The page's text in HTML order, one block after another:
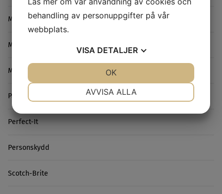
Maskiner/Dispensers
Metallfolietejp
Microslip
Packtejp
Perfect-It
Personskydd
Scotch-Brite
behandling av personuppgifter på vår
webbplats.
VISA DETALJER
AVVISA ALLA
OK